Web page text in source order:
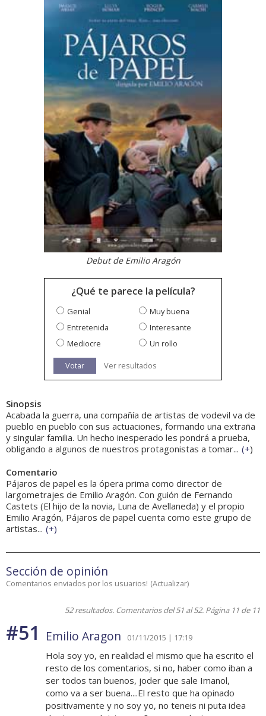
Debut de Emilio Aragón
¿Qué te parece la película?
Genial
Muy buena
Entretenida
Interesante
Mediocre
Un rollo
Votar Ver resultados
Sinopsis
Acabada la guerra, una compañía de artistas de vodevil va de
pueblo en pueblo con sus actuaciones, formando una extraña
y singular familia. Un hecho inesperado les pondrá a prueba,
obligando a algunos de nuestros protagonistas a tomar... (+)
Comentario
Pájaros de papel es la ópera prima como director de
largometrajes de Emilio Aragón. Con guión de Fernando
Castets (El hijo de la novia, Luna de Avellaneda) y el propio
Emilio Aragón, Pájaros de papel cuenta como este grupo de
artistas... (+)
Sección de opinión
Comentarios enviados por los usuarios! (Actualizar)
52 resultados. Comentarios del 51 al 52. Página 11 de 11
#51 Emilio Aragon 01/11/2015 | 17:19
Hola soy yo, en realidad el mismo que ha escrito el
resto de los comentarios, si no, haber como iban a
ser todos tan buenos, joder que sale Imanol,
como va a ser buena....El resto que ha opinado
positivamente y no soy yo, no teneis ni puta idea